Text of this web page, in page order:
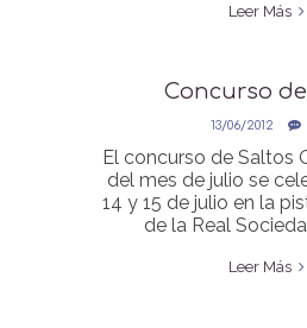
Leer Más
Concurso
13/06/2012
El concurso de Saltos
del mes de julio se
14 y 15 de julio en la
de la Real
Leer Más